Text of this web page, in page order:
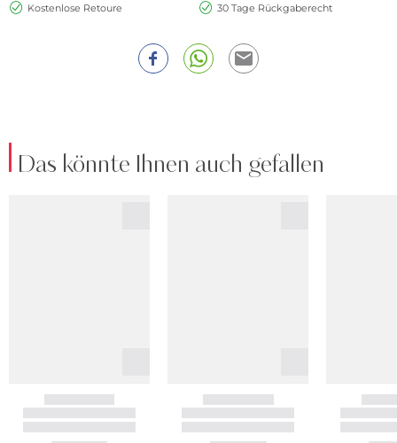
Kostenlose Retoure
30 Tage Rückgaberecht
Das könnte Ihnen auch gefallen